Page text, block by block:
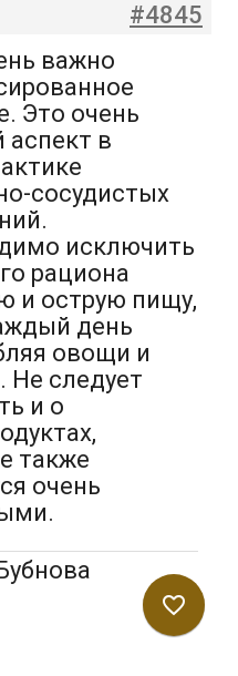
#4845
важно
Это очень
в
сосудистых
исключить
рациона
и острую пищу,
день
овощи и
Не следует
и о
также
очень
favorite_border